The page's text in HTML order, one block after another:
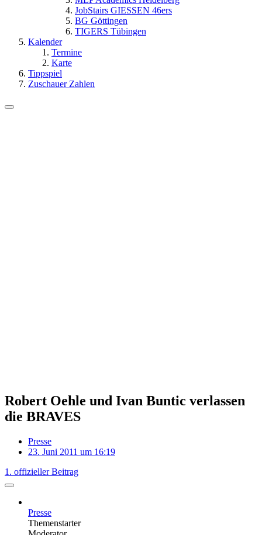
JobStairs GIESSEN 46ers
BG Göttingen
TIGERS Tübingen
Kalender
Termine
Karte
Tippspiel
Zuschauer Zahlen
Robert Oehle und Ivan Buntic verlassen
die BRAVES
Presse
23. Juni 2011 um 16:19
1. offizieller Beitrag
Presse
Themenstarter